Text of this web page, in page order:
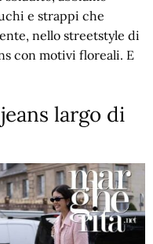
e strappi che
nello streetstyle di
con motivi floreali. E
largo di